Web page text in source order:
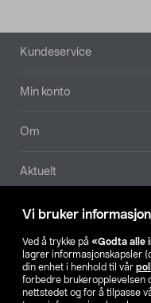
Vi bruker
Ved å trykke på «Godta alle
lagrer informasjonskapsler
din enhet i henhold til vår
forbedre brukeropplevelsen
nettstedet og for å tilpasse
Bunntekst
Kundeservice
Min konto
Om
Aktuelt
Våre selskaper